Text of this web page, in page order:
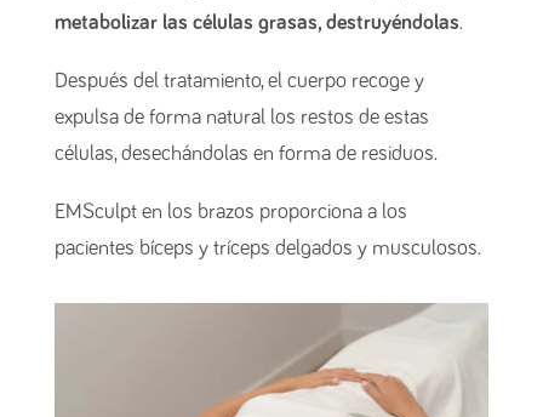
metabolizar las células grasas, destruyéndolas.
Después del tratamiento, el cuerpo recoge y
expulsa de forma natural los restos de estas
células, desechándolas en forma de residuos.
EMSculpt en los brazos proporciona a los
pacientes bíceps y tríceps delgados y musculosos.